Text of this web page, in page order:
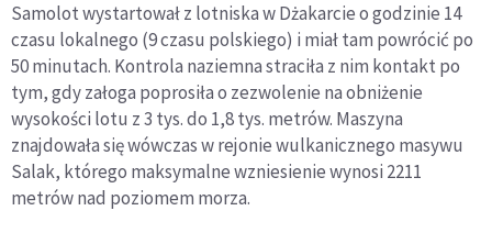
Samolot wystartował z lotniska w Dżakarcie o godzinie 14
czasu lokalnego (9 czasu polskiego) i miał tam powrócić po
50 minutach. Kontrola naziemna straciła z nim kontakt po
tym, gdy załoga poprosiła o zezwolenie na obniżenie
wysokości lotu z 3 tys. do 1,8 tys. metrów. Maszyna
znajdowała się wówczas w rejonie wulkanicznego masywu
Salak, którego maksymalne wzniesienie wynosi 2211
metrów nad poziomem morza.